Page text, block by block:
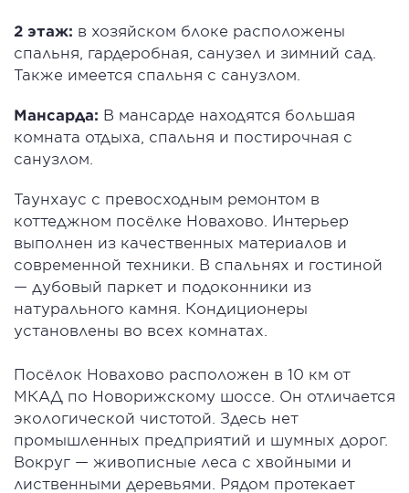
2 этаж: в хозяйском блоке расположены
спальня, гардеробная, санузел и зимний сад.
Также имеется спальня с санузлом.
Мансарда: В мансарде находятся большая
комната отдыха, спальня и постирочная с
санузлом.
Таунхаус с превосходным ремонтом в
коттеджном посёлке Новахово. Интерьер
выполнен из качественных материалов и
современной техники. В спальнях и гостиной
— дубовый паркет и подоконники из
натурального камня. Кондиционеры
установлены во всех комнатах.
Посёлок Новахово расположен в 10 км от
МКАД по Новорижскому шоссе. Он отличается
экологической чистотой. Здесь нет
промышленных предприятий и шумных дорог.
Вокруг — живописные леса с хвойными и
лиственными деревьями. Рядом протекает